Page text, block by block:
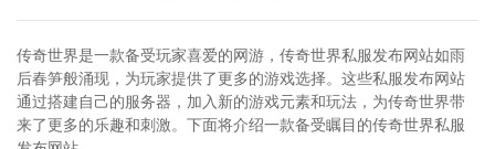
传奇世界是一款备受玩家喜爱的网游，传奇世界私服发布网站如雨
后春笋般涌现，为玩家提供了更多的游戏选择。这些私服发布网站
通过搭建自己的服务器，加入新的游戏元素和玩法，为传奇世界带
来了更多的乐趣和刺激。下面将介绍一款备受瞩目的传奇世界私服